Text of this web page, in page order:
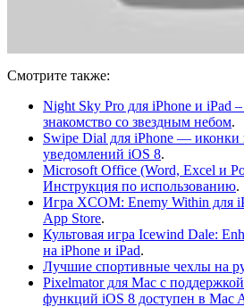
Смотрите также:
Night Sky Pro для iPhone и iPad –
знакомство со звездным небом.
Swipe Dial для iPhone — иконки
уведомлений iOS 8.
Microsoft Office (Word, Excel и
Инструкция по использованию.
Игра XCOM: Enemy Within для
App Store.
Культовая игра Icewind Dale:
на iPhone и iPad.
Лучшие спортивные чехлы на
Pixelmator для Mac с
функций iOS 8 доступен в Mac